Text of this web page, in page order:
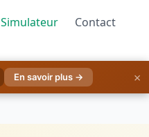
Simulateur Contact
En savoir plus → ×